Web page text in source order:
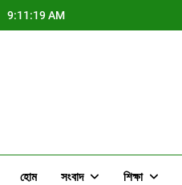
9:11:21 AM
হোম সংবাদ শিক্ষা